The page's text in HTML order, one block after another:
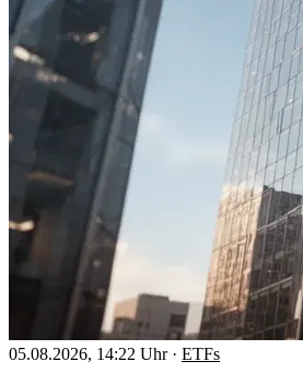
05.08.2026, 14:22 Uhr · ETFs